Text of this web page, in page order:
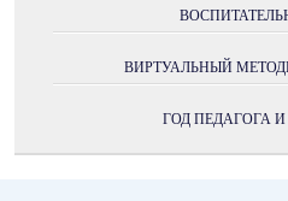
ВИРТУАЛЬНЫЙ
ГОД ПЕДАГОГА